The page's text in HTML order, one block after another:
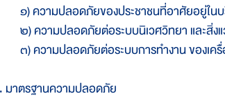
๑) ความปลอดภัยของประชาชนที่อาศัยอยู่ในบ
๒) ความปลอดภัยต่อระบบนิเวศวิทยา และสิ่ง
๓) ความปลอดภัยต่อระบบการทำงาน ของเครื่
มาตรฐานความปลอดภัย